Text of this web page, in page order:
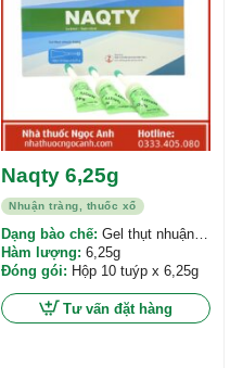
Nhuận tràng, thuốc xổ
Naqty 6,25g
Dạng bào chế: Gel thụt nhuận
tràng
Hàm lượng: 6,25g
Đóng gói: Hộp 10 tuýp x 6,25g
Tư vấn đặt hàng